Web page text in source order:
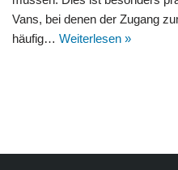
Vans, bei denen der Zugang
häufig… Weiterlesen »